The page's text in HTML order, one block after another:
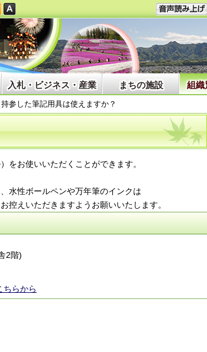
入札・ビジネス・産業 まちの施設 組織
持参した筆記用具は使えますか？
お使いいただくことができます。
水性ボールペンや万年筆のインクは
えいただきますようお願いいたします。
2階)
ちらから